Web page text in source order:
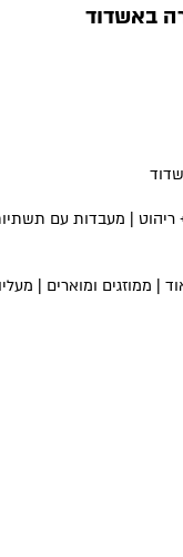
מלא | + ריהוט | מעבדות עם
| ממוזגים ומוארים |